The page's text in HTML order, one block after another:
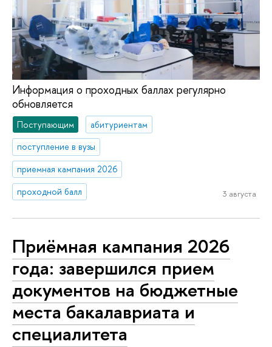
Информация о проходных баллах регулярно
обновляется
Поступающим
абитуриентам
поступление в вузы
приемная кампания 2026
проходной балл
3 августа
Приёмная кампания 2026
года: завершился прием
документов на бюджетные
места бакалавриата и
специалитета